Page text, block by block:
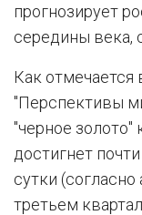
прогнозирует
середины века,
Как отмечается
"Перспективы
"черное золото"
достигнет
сутки
третьем